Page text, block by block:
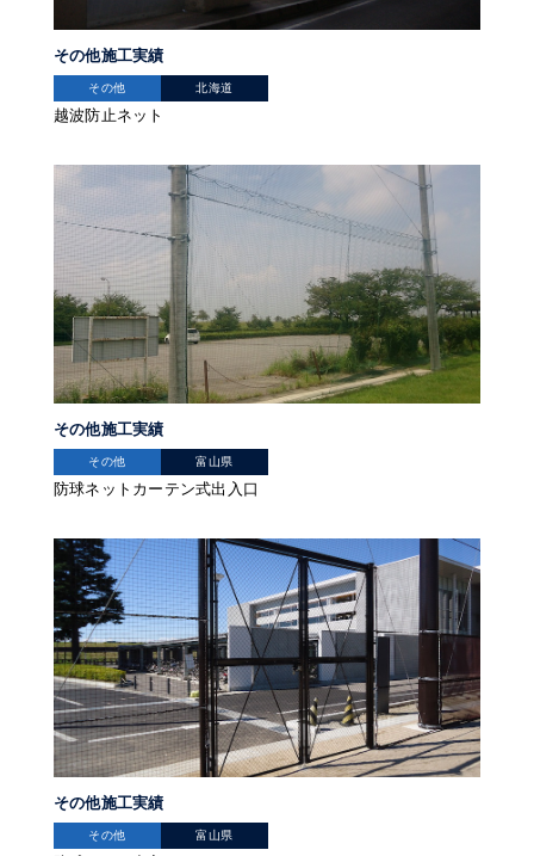
その他施工実績
その他 北海道
越波防止ネット
その他施工実績
その他 富山県
防球ネットカーテン式出入口
その他施工実績
その他 富山県